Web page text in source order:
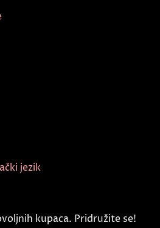
jezik
kupaca. Pridružite se!